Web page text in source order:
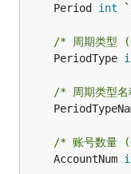
	Period
int
/* 周期类型
	PeriodType
/* 周期类型
/* 账号数量
	AccountNum